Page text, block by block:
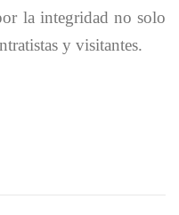
la integridad no solo
y visitantes.